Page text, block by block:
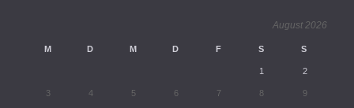
August 2026
M D M D F S S
1 2
3 4 5 6 7 8 9